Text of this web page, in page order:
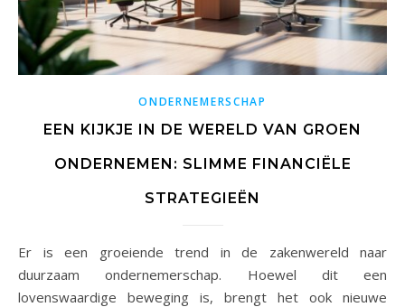
ONDERNEMERSCHAP
EEN KIJKJE IN DE WERELD VAN GROEN
ONDERNEMEN: SLIMME FINANCIËLE
STRATEGIEËN
Er is een groeiende trend in de zakenwereld naar
duurzaam ondernemerschap. Hoewel dit een
lovenswaardige beweging is, brengt het ook nieuwe